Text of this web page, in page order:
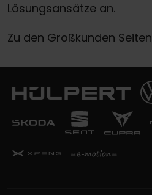
Lösungsansätze an.
Zu den Großkunden Seiten